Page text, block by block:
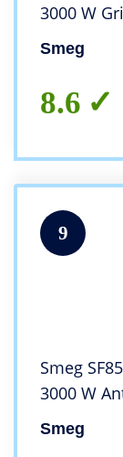
3000 W
Smeg
8.6
9
Smeg
3000 W
Smeg